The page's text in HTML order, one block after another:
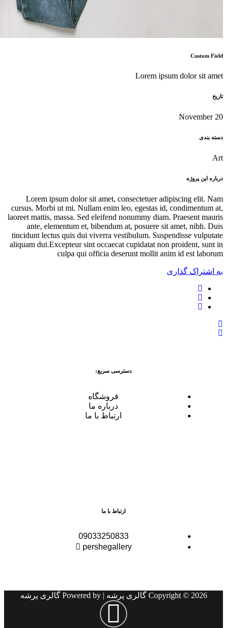
Custom Field
Lorem ipsum dolor sit amet
تاریخ
20 November
دسته بندی
Art
درباره این پروژه
Lorem ipsum dolor sit amet, consectetuer adipiscing elit. Nam
cursus. Morbi ut mi. Nullam enim leo, egestas id, condimentum at,
laoreet mattis, massa. Sed eleifend nonummy diam. Praesent mauris
ante, elementum et, bibendum at, posuere sit amet, nibh. Duis
tincidunt lectus quis dui viverra vestibulum. Suspendisse vulputate
aliquam dui.Excepteur sint occaecat cupidatat non proident, sunt in
culpa qui officia deserunt mollit anim id est laborum
به اشتراک گذاری
ارتباط با ما
09033250833
pershegallery
دسترسی سریع:
فروشگاه
درباره ما
ارتباط با ما
Copyright © 2026 گالری پرشه | Powered by گالری پرشه